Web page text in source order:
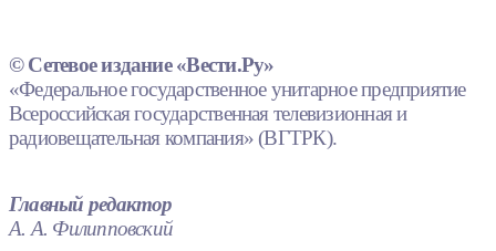
© Сетевое издание «Вести.Ру»
«Федеральное государственное унитарное предприятие
Всероссийская государственная телевизионная и
радиовещательная компания» (ВГТРК).
Главный редактор
А. А. Филипповский